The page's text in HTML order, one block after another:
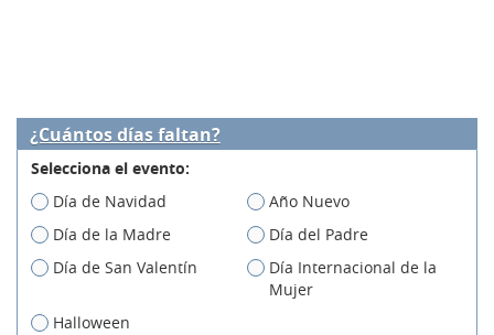
¿Cuántos días faltan?
Selecciona el evento:
Día de Navidad
Año Nuevo
Día de la Madre
Día del Padre
Día de San Valentín
Día Internacional de la
Mujer
Halloween